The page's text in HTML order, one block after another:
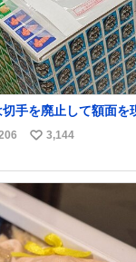
切手を廃止して額面を
日本郵政
い
ね
数
3,144